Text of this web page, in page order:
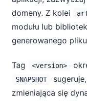
domeny. Z kolei
modułu lub
generowanego
Tag <version>
SNAPSHOT
zmieniająca się